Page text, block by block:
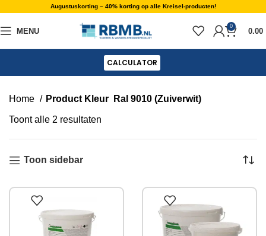
Augustuskorting – 40% korting op alle Kreisel-producten!
MENU
0
0.00
CALCULATOR
Home Product Kleur Ral 9010 (Zuiverwit)
Toont alle 2 resultaten
Toon sidebar